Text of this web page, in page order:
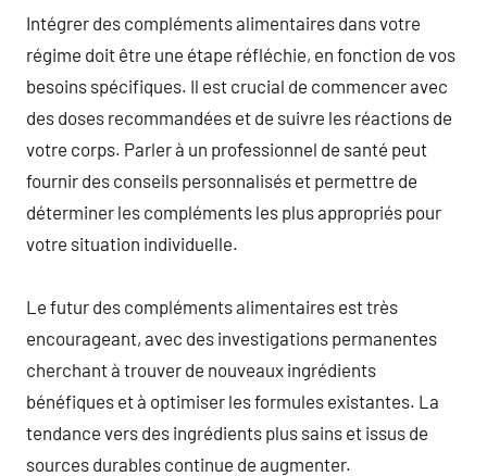
Intégrer des compléments alimentaires dans votre
régime doit être une étape réfléchie, en fonction de vos
besoins spécifiques. Il est crucial de commencer avec
des doses recommandées et de suivre les réactions de
votre corps. Parler à un professionnel de santé peut
fournir des conseils personnalisés et permettre de
déterminer les compléments les plus appropriés pour
votre situation individuelle.
Le futur des compléments alimentaires est très
encourageant, avec des investigations permanentes
cherchant à trouver de nouveaux ingrédients
bénéfiques et à optimiser les formules existantes. La
tendance vers des ingrédients plus sains et issus de
sources durables continue de augmenter.